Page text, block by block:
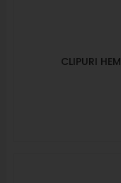
CLIPURI